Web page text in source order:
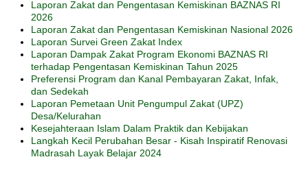
Laporan Zakat dan Pengentasan Kemiskinan BAZNAS RI
2026
Laporan Zakat dan Pengentasan Kemiskinan Nasional 2026
Laporan Survei Green Zakat Index
Laporan Dampak Zakat Program Ekonomi BAZNAS RI
terhadap Pengentasan Kemiskinan Tahun 2025
Preferensi Program dan Kanal Pembayaran Zakat, Infak,
dan Sedekah
Laporan Pemetaan Unit Pengumpul Zakat (UPZ)
Desa/Kelurahan
Kesejahteraan Islam Dalam Praktik dan Kebijakan
Langkah Kecil Perubahan Besar - Kisah Inspiratif Renovasi
Madrasah Layak Belajar 2024